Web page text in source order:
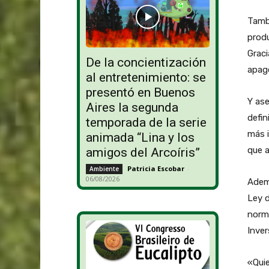
De la concientización
al entretenimiento: se
presentó en Buenos
Aires la segunda
temporada de la serie
animada “Lina y los
amigos del Arcoíris”
Ambiente Patricia Escobar -
06/08/2026
Y
más
que
Ley